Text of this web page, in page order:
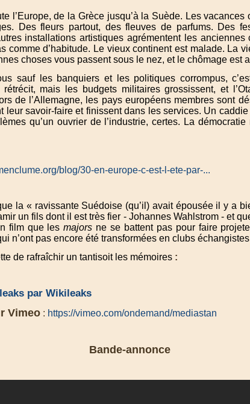
l’Europe, de la Grèce jusqu’à la Suède. Les
Des fleurs partout, des fleuves de parfums. Des
installations artistiques agrémentent les anciennes
comme d’habitude. Le vieux continent est malade. La
choses vous passent sous le nez, et le chômage est
sauf les banquiers et les politiques corrompus,
rétrécit, mais les budgets militaires grossissent, et
de l’Allemagne, les pays européens membres sont
leur savoir-faire et finissent dans les services. Un
qu’un ouvrier de l’industrie, certes. La démocratie
blog/30-en-europe-c-est-l-ete-par-...
la « ravissante Suédoise (qu’il) avait épousée il y a
un fils dont il est très fier - Johannes Wahlstrom - et
film que lesmajors ne se battent pas pour faire
n’ont pas encore été transformées en clubs
de rafraîchir un tantisoit les mémoires :
par Wikileaks
Vimeo : https://vimeo.com/ondemand/mediastan
Bande-annonce